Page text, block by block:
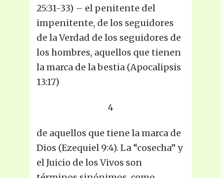
25:31-33) – el penitente del
impenitente, de los seguidores
de la Verdad de los seguidores de
los hombres, aquellos que tienen
la marca de la bestia (Apocalipsis
13:17)
4
de aquellos que tiene la marca de
Dios (Ezequiel 9:4). La “cosecha” y
el Juicio de los Vivos son